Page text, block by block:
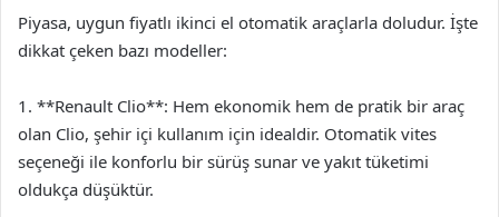
Piyasa, uygun fiyatlı ikinci el otomatik araçlarla doludur. İşte
dikkat çeken bazı modeller:
1. **Renault Clio**: Hem ekonomik hem de pratik bir araç
olan Clio, şehir içi kullanım için idealdir. Otomatik vites
seçeneği ile konforlu bir sürüş sunar ve yakıt tüketimi
oldukça düşüktür.